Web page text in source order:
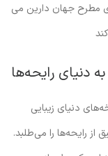
مطرح جهان دارین می
دنیای رایحه‌ها
دنیای زیبایی
رایحه‌ها را می‌طلبد.